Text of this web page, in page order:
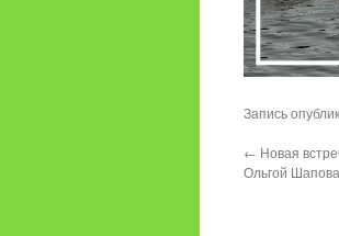
Запись
← Новая
Ольгой